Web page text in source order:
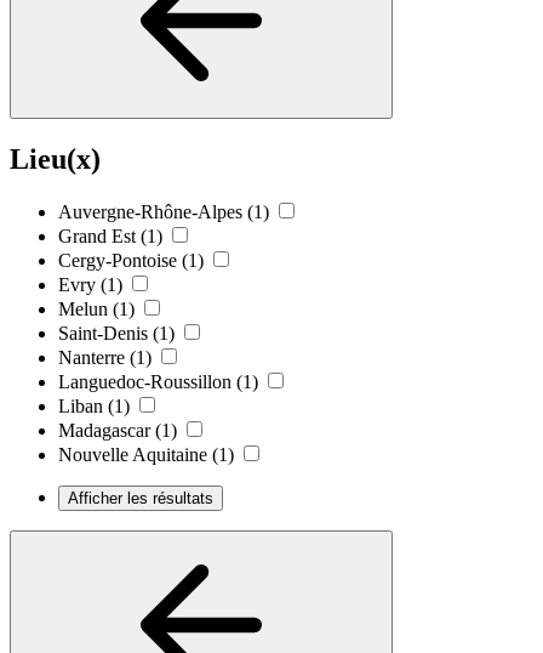
Lieu(x)
Auvergne-Rhône-Alpes (1)
Grand Est (1)
Cergy-Pontoise (1)
Evry (1)
Melun (1)
Saint-Denis (1)
Nanterre (1)
Languedoc-Roussillon (1)
Liban (1)
Madagascar (1)
Nouvelle Aquitaine (1)
Afficher les résultats